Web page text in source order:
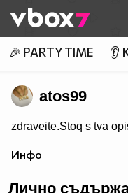
👾
🎉 PARTY TIME 👂
atos99
zdraveite.Stoq s tva
Инфо
Лично